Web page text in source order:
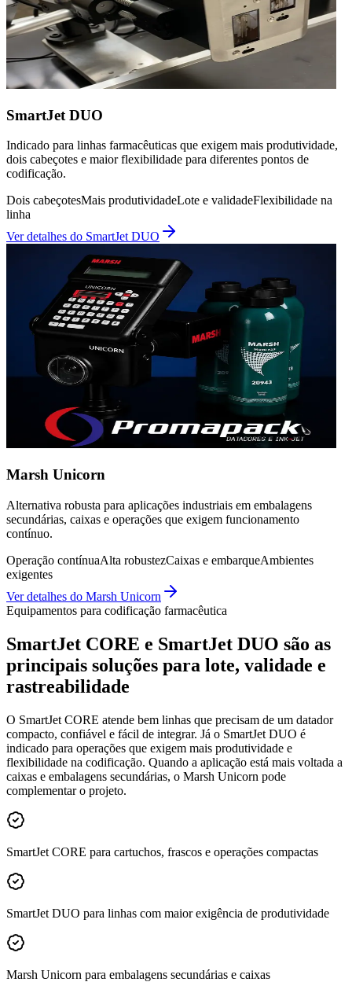
SmartJet DUO
Indicado para linhas farmacêuticas que exigem mais produtividade,
dois cabeçotes e maior flexibilidade para diferentes pontos de
codificação.
Dois cabeçotesMais produtividadeLote e validadeFlexibilidade na
linha
Ver detalhes do SmartJet DUO
Marsh Unicorn
Alternativa robusta para aplicações industriais em embalagens
secundárias, caixas e operações que exigem funcionamento
contínuo.
Operação contínuaAlta robustezCaixas e embarqueAmbientes
exigentes
Ver detalhes do Marsh Unicorn
Equipamentos para codificação farmacêutica
SmartJet CORE e SmartJet DUO são as
principais soluções para lote, validade e
rastreabilidade
O SmartJet CORE atende bem linhas que precisam de um datador
compacto, confiável e fácil de integrar. Já o SmartJet DUO é
indicado para operações que exigem mais produtividade e
flexibilidade na codificação. Quando a aplicação está mais voltada a
caixas e embalagens secundárias, o Marsh Unicorn pode
complementar o projeto.
SmartJet CORE para cartuchos, frascos e operações compactas
SmartJet DUO para linhas com maior exigência de produtividade
Marsh Unicorn para embalagens secundárias e caixas